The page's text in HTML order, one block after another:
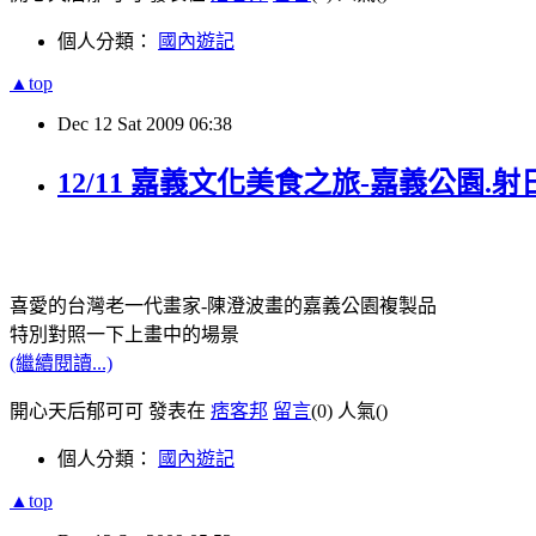
個人分類： 國內遊記
▲top
Dec 12 Sat 2009 06:38
12/11 嘉義文化美食之旅-嘉義公園.射
喜愛的台灣老一代畫家-陳澄波畫的嘉義公園複製品
特別對照一下上畫中的場景
(繼續閱讀...)
開心天后郁可可 發表在 痞客邦 留言(0) 人氣()
個人分類： 國內遊記
▲top